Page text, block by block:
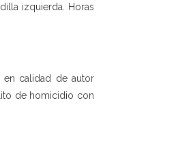
izquierda. Horas
en calidad de autor
de homicidio con